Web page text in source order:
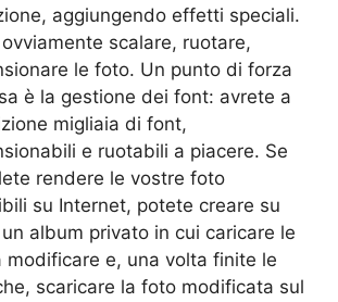
aggiungendo effetti speciali.
scalare, ruotare,
le foto. Un punto di forza
è la gestione dei font: avrete a
migliaia di font,
e ruotabili a piacere. Se
rendere le vostre foto
su Internet, potete creare su
album privato in cui caricare le
modificare e, una volta finite le
scaricare la foto modificata sul